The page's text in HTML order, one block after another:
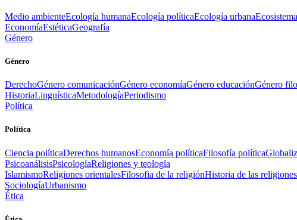
Medio ambienteEcología humanaEcología políticaEcología urbana
EconomíaEstéticaGeografía
Género
Género
DerechoGénero comunicaciónGénero economíaGénero educaciónGénero
HistoriaLinguísticaMetodologíaPeriodismo
Política
Política
Ciencia políticaDerechos humanosEconomía políticaFilosofía política
PsicoanálisisPsicologíaReligiones y teología
IslamismoReligiones orientalesFilosofia de la religiónHistoria de las religiones
SociologíaUrbanismo
Ética